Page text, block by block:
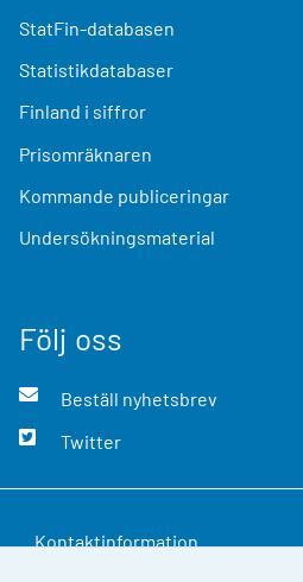
StatFin-databasen
Statistikdatabaser
Finland i siffror
Prisomräknaren
Kommande publiceringar
Undersökningsmaterial
Följ oss
Beställ nyhetsbrev
Twitter
Kontaktinformation